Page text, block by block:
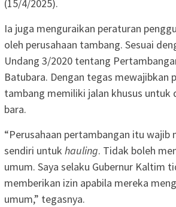
(15/4/2025).
Ia juga menguraikan peraturan
oleh perusahaan tambang. Sesuai
Undang 3/2020 tentang
Batubara. Dengan tegas mewajibkan
tambang memiliki jalan khusus untuk
bara.
“Perusahaan pertambangan itu wajib
sendiri untuk hauling. Tidak boleh
umum. Saya selaku Gubernur Kaltim
memberikan izin apabila mereka
umum,” tegasnya.